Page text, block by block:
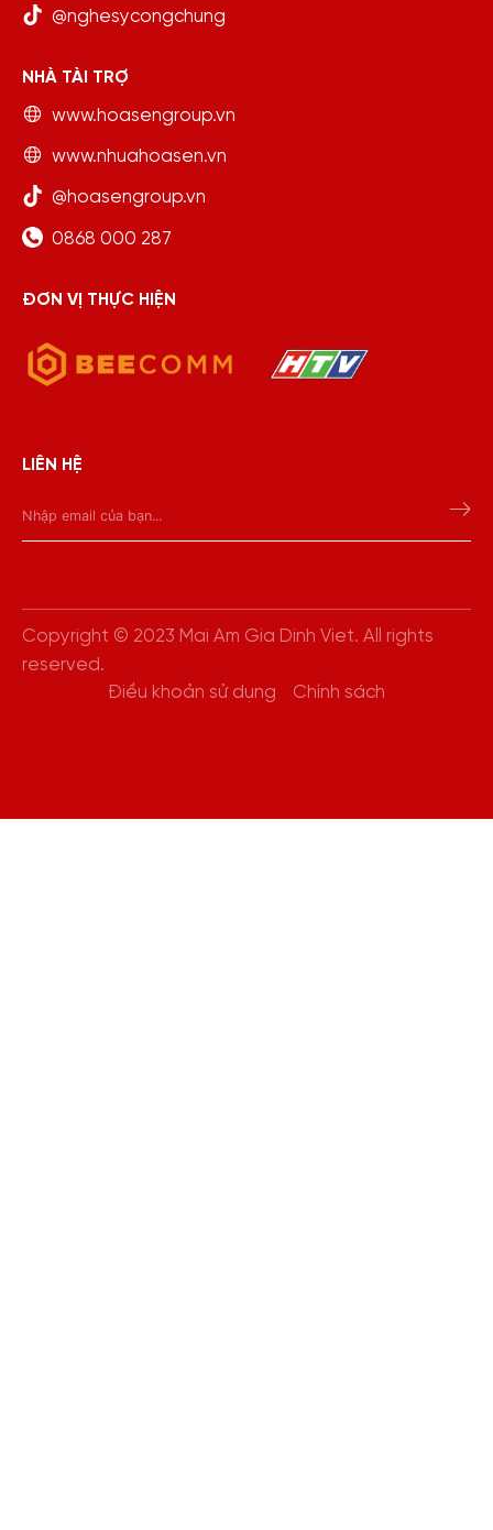
@nghesycongchung
NHÀ TÀI TRỢ
www.hoasengroup.vn
www.nhuahoasen.vn
@hoasengroup.vn
0868 000 287
ĐƠN VỊ THỰC HIỆN
LIÊN HỆ
Copyright © 2023 Mai Am Gia Dinh Viet. All rights
reserved.
Điều khoản sử dụng
Chính sách